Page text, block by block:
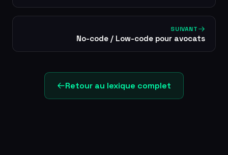
SUIVANT
No-code / Low-code pour avocats
Retour au lexique complet